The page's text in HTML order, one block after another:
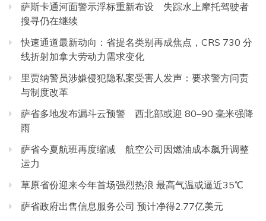
萨斯卡通河面警示浮标重新布设 失踪水上摩托驾驶者
搜寻仍在继续
快速通道最新动向：省提名类别再成焦点，CRS 730 分
线折射加拿大劳动力需求变化
里贾纳警员涉嫌侵犯隐私案受害人发声：要求警方问责
与制度改革
萨省多地发布漏斗云预警 西北部或迎 80–90 毫米强降
雨
萨省今夏航班再度缩减 航空公司因燃油成本飙升调整
运力
草原省份迎来今年首场强烈热浪 最高气温或逼近35℃
萨省政府出售信息服务公司 预计净得2.77亿美元